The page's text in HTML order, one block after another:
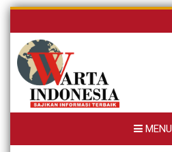
Skip
content
MENU